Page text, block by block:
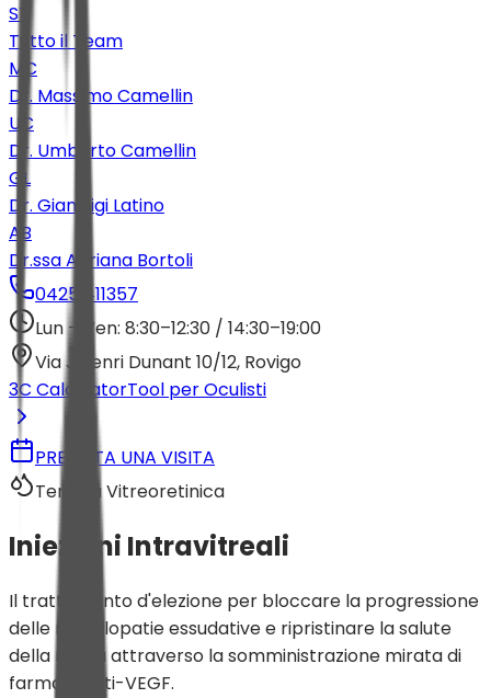
ST
Tutto il Team
MC
Dr. Massimo Camellin
UC
Dr. Umberto Camellin
GL
Dr. Gianluigi Latino
AB
Dr.ssa Adriana Bortoli
0425 411357
Lun – Ven: 8:30–12:30 / 14:30–19:00
Via J.Henri Dunant 10/12, Rovigo
3C CalculatorTool per Oculisti
PRENOTA UNA VISITA
Terapia Vitreoretinica
Iniezioni Intravitreali
Il trattamento d'elezione per bloccare la progressione
delle maculopatie essudative e ripristinare la salute
della retina attraverso la somministrazione mirata di
farmaci Anti-VEGF.